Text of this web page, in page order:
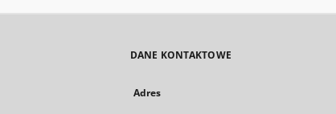
DANE KONTAKTOWE
Adres